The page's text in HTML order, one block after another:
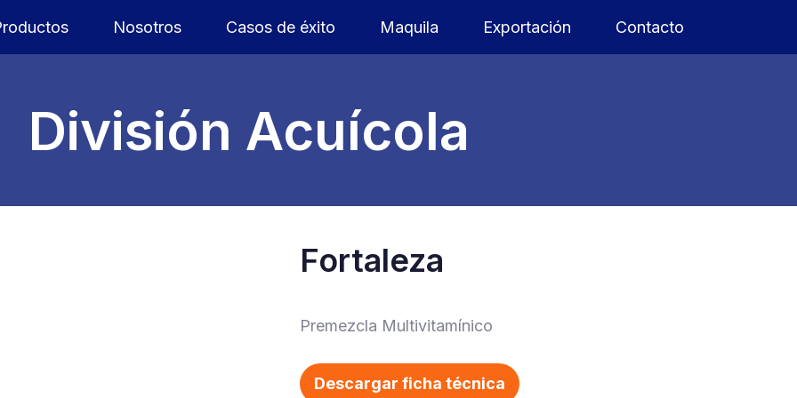
Nosotros Casos de éxito Maquila Exportación Contacto
División Acuícola
Fortaleza
Premezcla Multivitamínico
Descargar ficha técnica